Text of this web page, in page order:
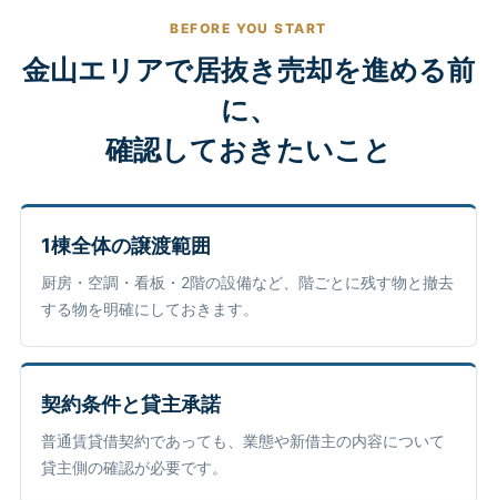
BEFORE YOU START
金山エリアで居抜き売却を進める前
に、
確認しておきたいこと
1棟全体の譲渡範囲
厨房・空調・看板・2階の設備など、階ごとに残す物と撤去
する物を明確にしておきます。
契約条件と貸主承諾
普通賃貸借契約であっても、業態や新借主の内容について
貸主側の確認が必要です。